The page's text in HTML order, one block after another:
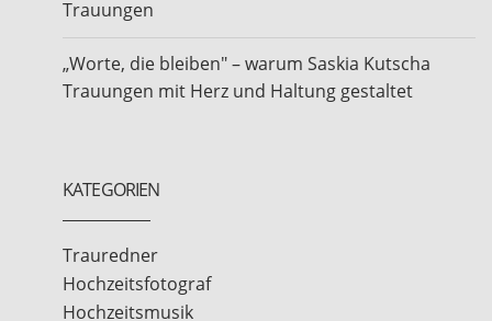
Trauungen
„Worte, die bleiben" – warum Saskia Kutscha
Trauungen mit Herz und Haltung gestaltet
KATEGORIEN
Trauredner
Hochzeitsfotograf
Hochzeitsmusik